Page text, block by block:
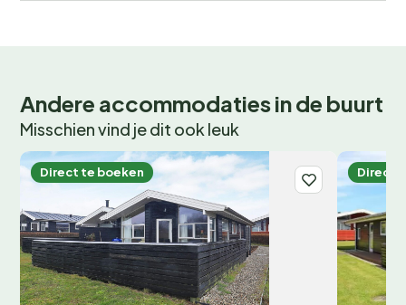
Andere accommodaties in de buurt
Misschien vind je dit ook leuk
Direct te boeken Direct